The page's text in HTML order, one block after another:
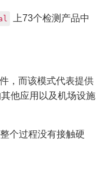
上73个检测产品中
，而该模式代表提供
他应用以及机场设施
个过程没有接触硬